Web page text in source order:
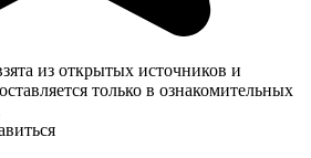
из открытых источников и
только в ознакомительных